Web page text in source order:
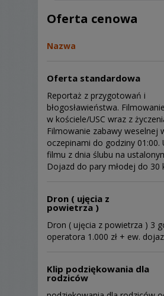
Oferta cenowa
Nazwa
Oferta standardowa
Reportaż z przygotowań i
błogosławieństwa.
w kościele/USC wraz z
Filmowanie zabawy weselnej
oczepinami do godziny 01:00.
filmu z dnia ślubu na
Dojazd do pary młodej do 30
Dron ( ujęcia z
powietrza )
Dron ( ujęcia z powietrza ) 3
operatora 1.000 zł + ew.
Klip podziękowania dla
rodziców